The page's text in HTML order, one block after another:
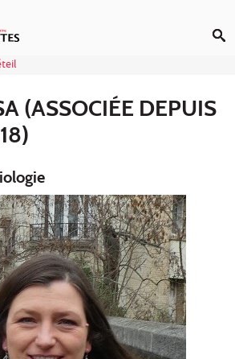
(ASSOCIÉE DEPUIS